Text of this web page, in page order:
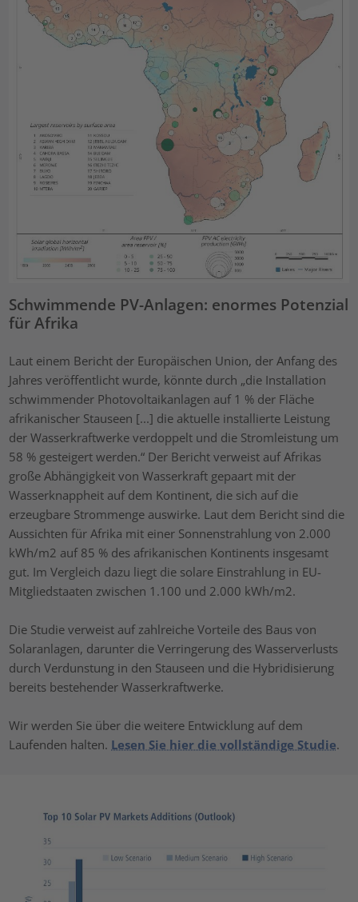
Schwimmende PV-Anlagen: enormes Potenzial
für Afrika
Laut einem Bericht der Europäischen Union, der Anfang des
Jahres veröffentlicht wurde, könnte durch „die Installation
schwimmender Photovoltaikanlagen auf 1 % der Fläche
afrikanischer Stauseen [...] die aktuelle installierte Leistung
der Wasserkraftwerke verdoppelt und die Stromleistung um
58 % gesteigert werden.“ Der Bericht verweist auf Afrikas
große Abhängigkeit von Wasserkraft gepaart mit der
Wasserknappheit auf dem Kontinent, die sich auf die
erzeugbare Strommenge auswirke. Laut dem Bericht sind die
Aussichten für Afrika mit einer Sonnenstrahlung von 2.000
kWh/m2 auf 85 % des afrikanischen Kontinents insgesamt
gut. Im Vergleich dazu liegt die solare Einstrahlung in EU-
Mitgliedstaaten zwischen 1.100 und 2.000 kWh/m2.
Die Studie verweist auf zahlreiche Vorteile des Baus von
Solaranlagen, darunter die Verringerung des Wasserverlusts
durch Verdunstung in den Stauseen und die Hybridisierung
bereits bestehender Wasserkraftwerke.
Wir werden Sie über die weitere Entwicklung auf dem
Laufenden halten. Lesen Sie hier die vollständige Studie.